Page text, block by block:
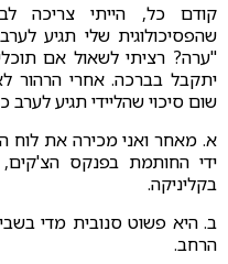
קודם כל, הייתי צריכה
שהפסיכולוגית שלי תגיע
"ערה? רציתי לשאול אם
יתקבל בברכה. אחרי הרהור
שום סיכוי שהליידי תגיע לערב
א. מאחר ואני מכירה את לוח
ידי החותמת בפנקס
בקליניקה.
ב. היא פשוט סנובית מדי
הרחב.